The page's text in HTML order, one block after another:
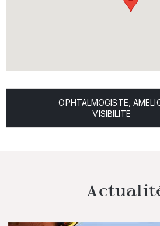
OPHTALMOGISTE,
VISIBILITE